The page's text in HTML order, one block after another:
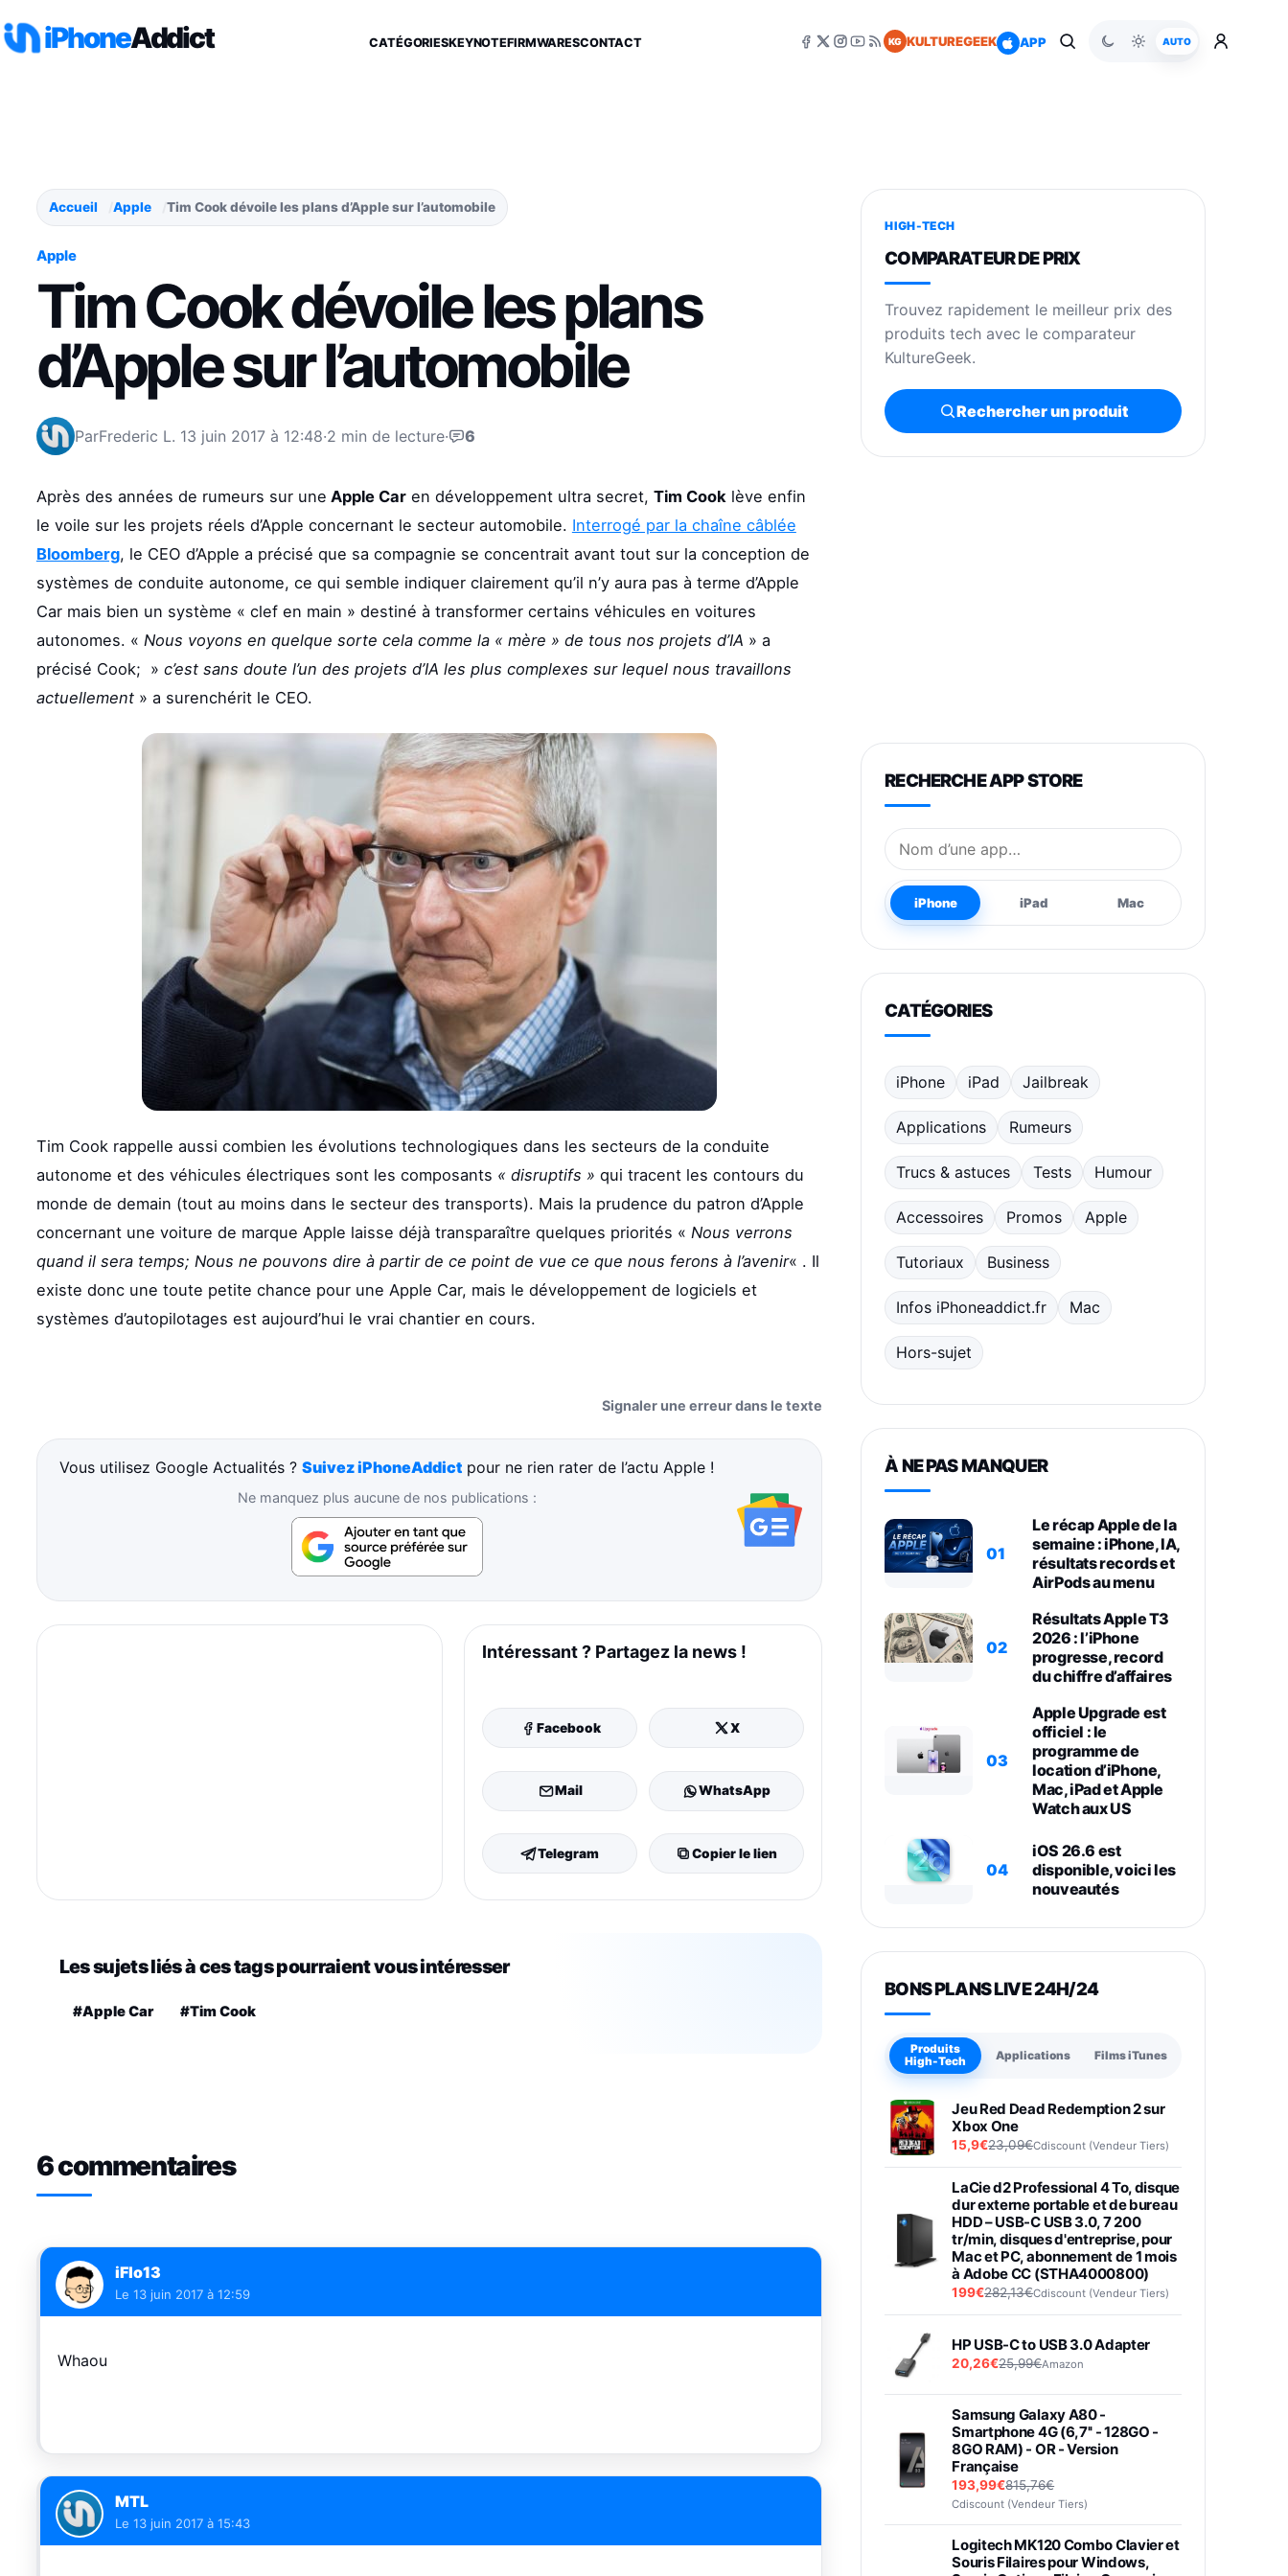
iPhoneAddict CATÉGORIESKEYNOTEFIRMWARESCONTACT KG KULTUREGEEK APP AUTO
Accueil Apple Tim Cook dévoile les plans d’Apple sur l’automobile
Apple
Tim Cook dévoile les plans
d’Apple sur l’automobile
ParFrederic L. 13 juin 2017 à 12:48·2 min de lecture· 6
Après des années de rumeurs sur une Apple Caren développement ultra secret, Tim Cooklève enfin
le voile sur les projets réels d’Apple concernant le secteur automobile. Interrogé par la chaîne câblée
Bloomberg, le CEO d’Apple a précisé que sa compagnie se concentrait avant tout sur la conception de
systèmes de conduite autonome, ce qui semble indiquer clairement qu’il n’y aura pas à terme d’Apple
Car mais bien un système « clef en main » destiné à transformer certains véhicules en voitures
autonomes. « Nous voyons en quelque sorte cela comme la « mère » de tous nos projets d’IA » a
précisé Cook; » c’est sans doute l’un des projets d’IA les plus complexes sur lequel nous travaillons
actuellement» a surenchérit le CEO.
Tim Cook rappelle aussi combien les évolutions technologiques dans les secteurs de la conduite
autonome et des véhicules électriques sont les composants « disruptifs » qui tracent les contours du
monde de demain (tout au moins dans le secteur des transports). Mais la prudence du patron d’Apple
concernant une voiture de marque Apple laisse déjà transparaître quelques priorités « Nous verrons
quand il sera temps; Nous ne pouvons dire à partir de ce point de vue ce que nous ferons à l’avenir« . Il
existe donc une toute petite chance pour une Apple Car, mais le développement de logiciels et
systèmes d’autopilotages est aujourd’hui le vrai chantier en cours.
Signaler une erreur dans le texte
Vous utilisez Google Actualités ?Suivez iPhoneAddict pour ne rien rater de l’actu Apple !
Ne manquez plus aucune de nos publications :
Intéressant ? Partagez la news !
Facebook X
Mail WhatsApp
Telegram Copier le lien
Les sujets liés à ces tags pourraient vous intéresser
#Apple Car #Tim Cook
6 commentaires
iFlo13
Le 13 juin 2017 à 12:59
Whaou
MTL
Le 13 juin 2017 à 15:43
HIGH-TECH
COMPARATEUR DE PRIX
Trouvez rapidement le meilleur prix des
produits tech avec le comparateur
KultureGeek.
Rechercher un produit
RECHERCHE APP STORE
Nom de l’application
iPhone iPad Mac
CATÉGORIES
iPhone iPad Jailbreak
Applications Rumeurs
Trucs & astuces Tests Humour
Accessoires Promos Apple
Tutoriaux Business
Infos iPhoneaddict.fr Mac
Hors-sujet
À NE PAS MANQUER
01
Le récap Apple de la
semaine : iPhone, IA,
résultats records et
AirPods au menu
02
Résultats Apple T3
2026 : l’iPhone
progresse, record
du chiffre d’affaires
03
Apple Upgrade est
officiel : le
programme de
location d’iPhone,
Mac, iPad et Apple
Watch aux US
04
iOS 26.6 est
disponible, voici les
nouveautés
BONS PLANS LIVE 24H/24
Produits
High-Tech
Applications Films iTunes
Jeu Red Dead Redemption 2 sur
Xbox One
15,9€23,09€Cdiscount (Vendeur Tiers)
LaCie d2 Professional 4 To, disque
dur externe portable et de bureau
HDD – USB-C USB 3.0, 7 200
tr/min, disques d'entreprise, pour
Mac et PC, abonnement de 1 mois
à Adobe CC (STHA4000800)
199€282,13€Cdiscount (Vendeur Tiers)
HP USB-C to USB 3.0 Adapter
20,26€25,99€Amazon
Samsung Galaxy A80 -
Smartphone 4G (6,7'' - 128GO -
8GO RAM) - OR - Version
Française
193,99€815,76€
Cdiscount (Vendeur Tiers)
Logitech MK120 Combo Clavier et
Souris Filaires pour Windows,